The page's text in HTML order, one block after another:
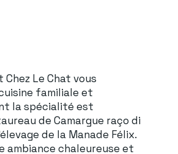
Le Chat vous
familiale et
la spécialité est
de Camargue raço di
de la Manade Félix.
ambiance chaleureuse et